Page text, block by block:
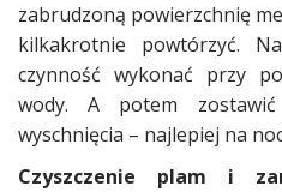
zabrudzoną powierzchnię
kilkakrotnie powtórzyć.
czynność wykonać przy
wody. A potem
wyschnięcia – najlepiej na
Czyszczenie plam i